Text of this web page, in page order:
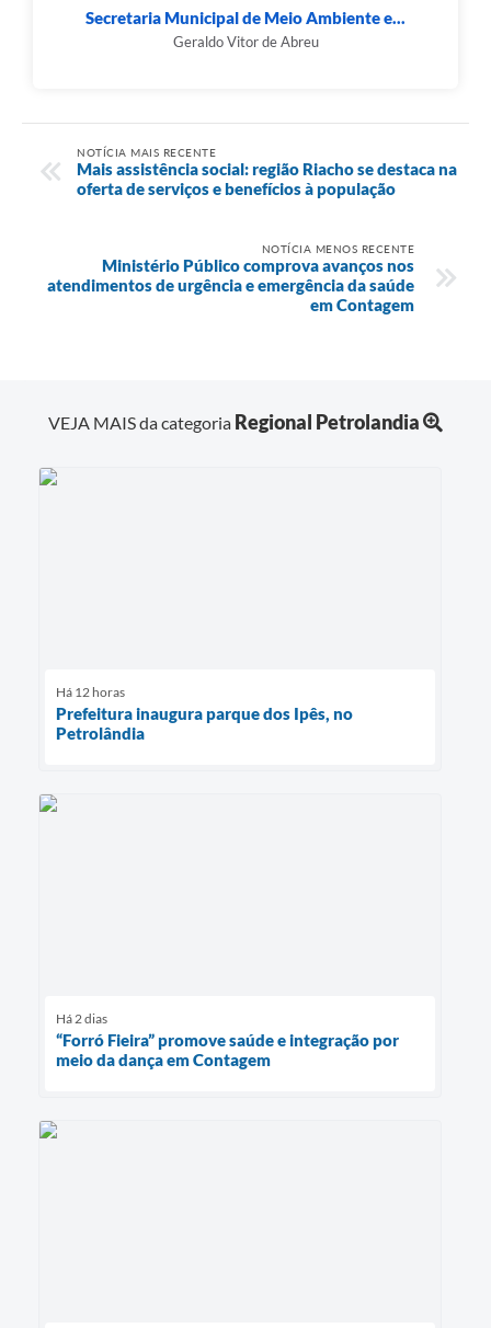
Secretaria Municipal de Meio Ambiente e...
Geraldo Vitor de Abreu
NOTÍCIA MAIS RECENTE
Mais assistência social: região Riacho se destaca na
oferta de serviços e benefícios à população
NOTÍCIA MENOS RECENTE
Ministério Público comprova avanços nos
atendimentos de urgência e emergência da saúde
em Contagem
VEJA MAIS da categoria Regional Petrolandia
Há 12 horas
Prefeitura inaugura parque dos Ipês, no
Petrolândia
Há 2 dias
“Forró Fieira” promove saúde e integração por
meio da dança em Contagem